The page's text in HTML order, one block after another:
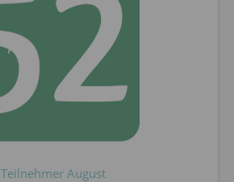
Teilnehmer August